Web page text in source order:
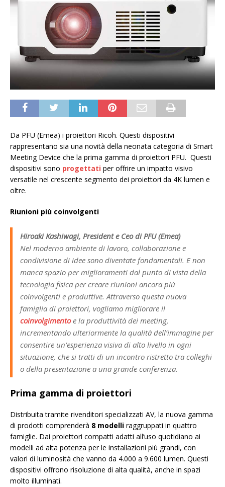
Da PFU (Emea) i proiettori Ricoh. Questi dispositivi
rappresentano sia una novità della neonata categoria di Smart
Meeting Device che la prima gamma di proiettori PFU. Questi
dispositivi sono progettati per offrire un impatto visivo
versatile nel crescente segmento dei proiettori da 4K lumen e
oltre.
Riunioni più coinvolgenti
Hiroaki Kashiwagi, President e Ceo di PFU (Emea)
Nel moderno ambiente di lavoro, collaborazione e
condivisione di idee sono diventate fondamentali. E non
manca spazio per miglioramenti dal punto di vista della
tecnologia fisica per creare riunioni ancora più
coinvolgenti e produttive. Attraverso questa nuova
famiglia di proiettori, vogliamo migliorare il
coinvolgimentoe la produttività dei meeting,
incrementando ulteriormente la qualità dell’immagine per
consentire un’esperienza visiva di alto livello in ogni
situazione, che si tratti di un incontro ristretto tra colleghi
o della presentazione a una grande conferenza.
Prima gamma di proiettori
Distribuita tramite rivenditori specializzati AV, la nuova gamma
di prodotti comprenderà 8 modelli raggruppati in quattro
famiglie. Dai proiettori compatti adatti all’uso quotidiano ai
modelli ad alta potenza per le installazioni più grandi, con
valori di luminosità che vanno da 4.000 a 9.600 lumen. Questi
dispositivi offrono risoluzione di alta qualità, anche in spazi
molto illuminati.